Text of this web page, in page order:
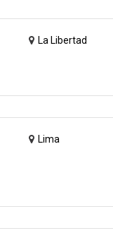
La Libertad
Lima